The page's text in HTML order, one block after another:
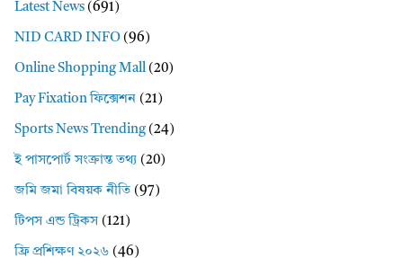
Latest News (691)
NID CARD INFO (96)
Online Shopping Mall (20)
Pay Fixation ফিক্সেশন (21)
Sports News Trending(24)
ই পাসপোর্ট সংক্রান্ত তথ্য (20)
জমি জমা বিষয়ক নীতি (97)
টিপস এন্ড ট্রিকস (121)
ফ্রি প্রশিক্ষণ ২০২৬ (46)